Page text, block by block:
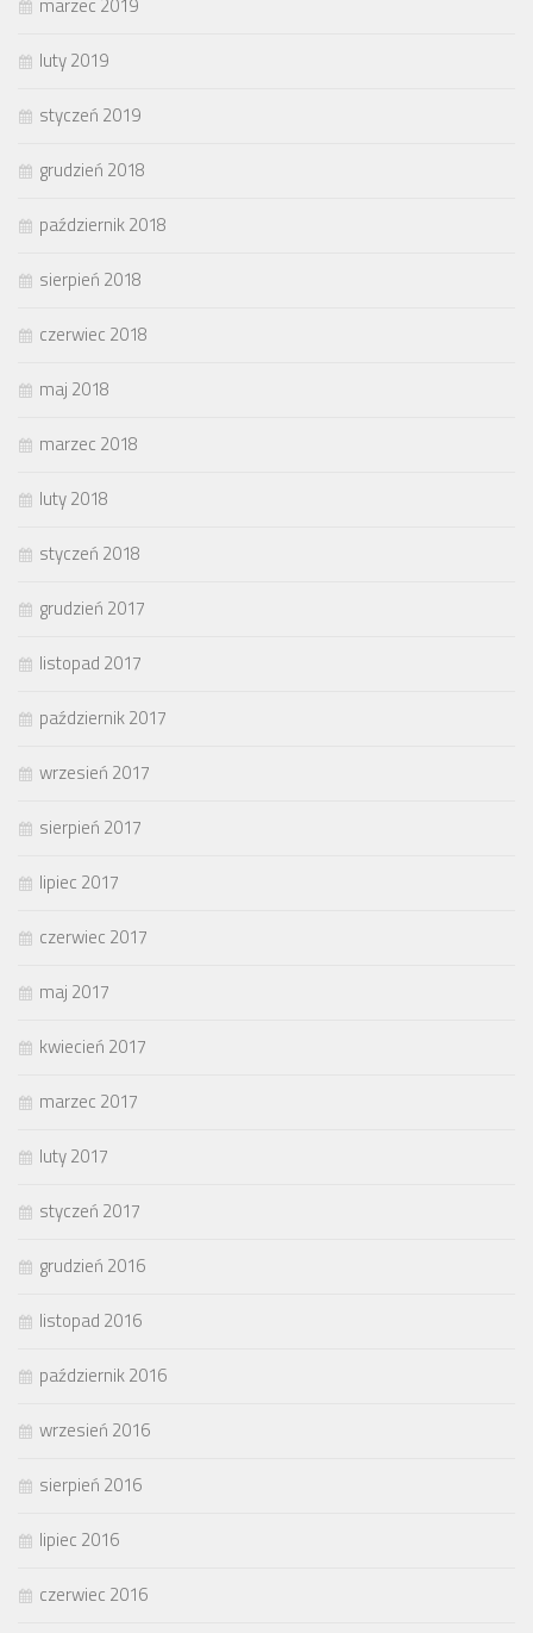
luty 2019
styczeń 2019
grudzień 2018
październik 2018
sierpień 2018
czerwiec 2018
maj 2018
marzec 2018
luty 2018
styczeń 2018
grudzień 2017
listopad 2017
październik 2017
wrzesień 2017
sierpień 2017
lipiec 2017
czerwiec 2017
maj 2017
kwiecień 2017
marzec 2017
luty 2017
styczeń 2017
grudzień 2016
listopad 2016
październik 2016
wrzesień 2016
sierpień 2016
lipiec 2016
czerwiec 2016